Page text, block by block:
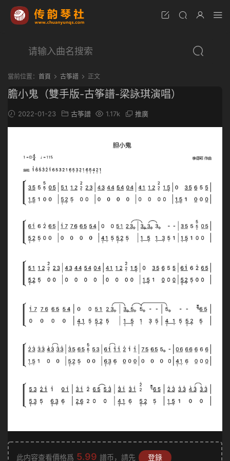
當前位置： 首頁 古筝譜 正文
膽小鬼（雙手版-古筝譜-梁詠琪演唱）
2022-01-23 古筝譜 1.17k 推廣
此内容查看價格爲 5.99 譜币，請先 登錄